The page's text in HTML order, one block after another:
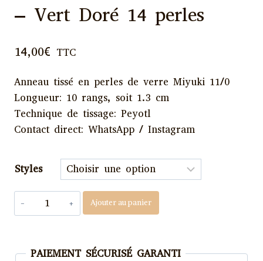
– Vert Doré 14 perles
14,00€ TTC
Anneau tissé en perles de verre Miyuki 11/0
Longueur: 10 rangs, soit 1.3 cm
Technique de tissage: Peyotl
Contact direct: WhatsApp / Instagram
Styles
quantité
de
Miyuki
Ajouter au panier
PAIEMENT SÉCURISÉ GARANTI